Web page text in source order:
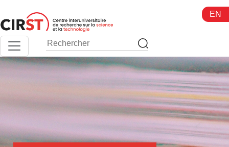
au
contenu
EN